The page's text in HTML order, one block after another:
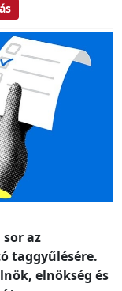
az
taggyűlésére.
elnökség és